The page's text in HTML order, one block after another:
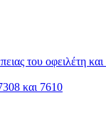
του οφειλέτη και
και 7610